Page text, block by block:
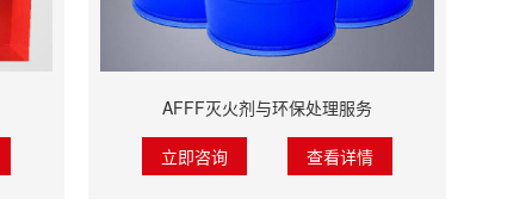
AFFF灭火剂与环保处理服务
立即咨询 查看详情